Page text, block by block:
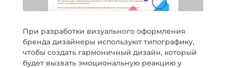
При разработки визуального оформления
бренда дизайнеры используют типографику,
чтобы создать гармоничный дизайн, который
будет вызвать эмоциональную реакцию у